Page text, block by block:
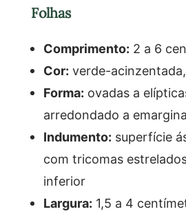
Folhas
Comprimento: 2 a 6
Cor: verde-
Forma: ovadas a
arredondado a
Indumento: superfície
com tricomas
inferior
Largura: 1,5 a 4